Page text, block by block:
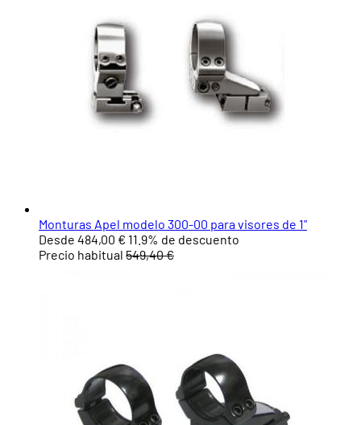
Monturas Apel modelo 300-00 para visores de 1"
Desde 484,00 € 11.9% de descuento
Precio habitual 549,40 €